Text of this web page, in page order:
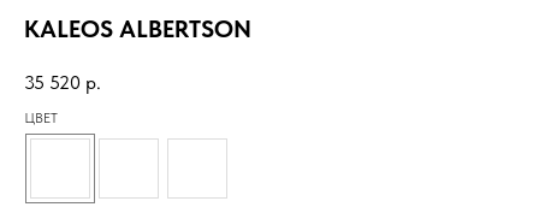
KALEOS ALBERTSON
35 520 р.
ЦВЕТ